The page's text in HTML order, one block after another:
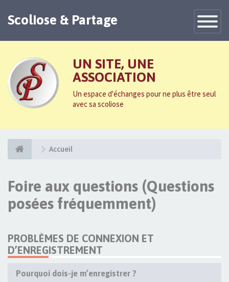
Toggle
Scoliose & Partage
UN SITE, UNE
ASSOCIATION
Un espace d'échanges pour ne plus être seul
avec sa scoliose
Accueil
Foire aux questions (Questions
posées fréquemment)
PROBLÈMES DE CONNEXION ET
D’ENREGISTREMENT
Pourquoi dois-je m’enregistrer ?